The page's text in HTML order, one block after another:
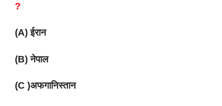
?
(A) ईरान
(B) नेपाल
(C )अफगानिस्तान